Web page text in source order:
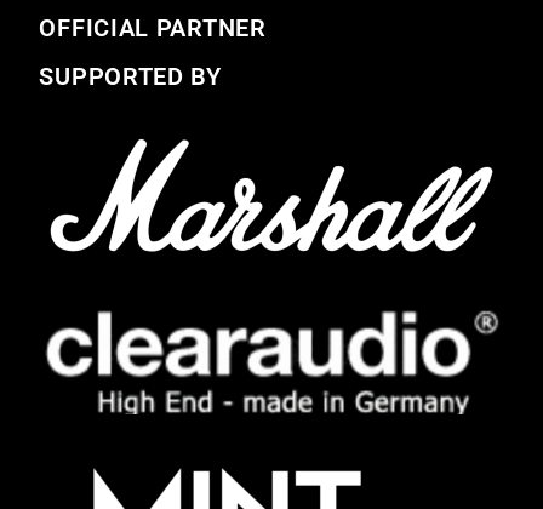
OFFICIAL PARTNER
SUPPORTED BY